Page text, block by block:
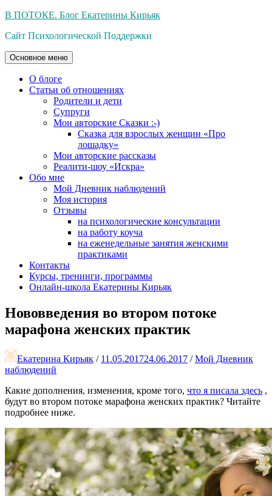
Перейти
содержимому
В ПОТОКЕ. Блог Екатерины Кирьяк
Сайт Психологической Поддержки
Основное меню
О блоге
Статьи об отношениях
Родители и дети
Супруги
Мои авторские Сказки :-)
Сказка для взрослых женщин «Про
лошадку»
Мои авторские рассказы
Реалити-шоу «Искра»
Обо мне
Мой Дневник наблюдений
Моя история
Отзывы
на психологические консультации
на работу коуча
на еженедельные занятия женскими
практиками
Контакты
Курсы, тренинги, программы
Онлайн-школа Екатерины Кирьяк
Нововведения во втором потоке
марафона женских практик
Екатерина Кирьяк / 11.05.201724.06.2017 / Мой Дневник
наблюдений
Какие дополнения, изменения, кроме того, что я писала здесь ,
будут во втором потоке марафона женских практик? Читайте
подробнее ниже.